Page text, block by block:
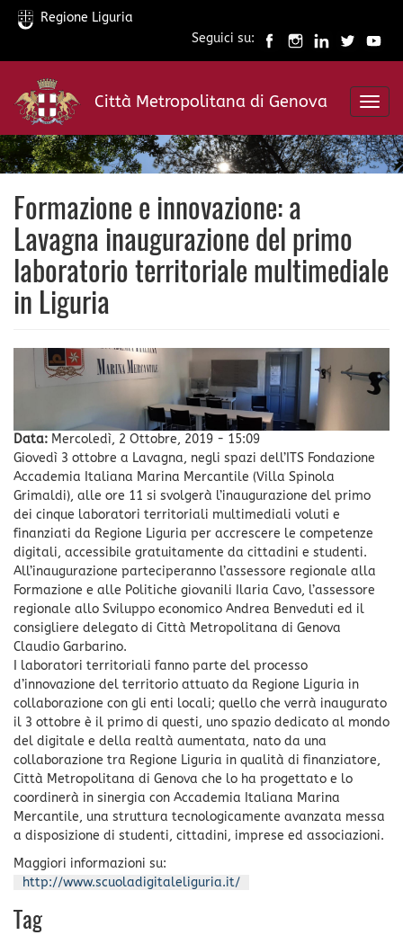
Salta
contenuto
principale
Regione Liguria
Seguici su:
Città Metropolitana di Genova
Formazione e innovazione: a
Lavagna inaugurazione del primo
laboratorio territoriale multimediale
in Liguria
Data: Mercoledì, 2 Ottobre, 2019 - 15:09
Giovedì 3 ottobre a Lavagna, negli spazi dell’ITS Fondazione
Accademia Italiana Marina Mercantile (Villa Spinola
Grimaldi), alle ore 11 si svolgerà l’inaugurazione del primo
dei cinque laboratori territoriali multimediali voluti e
finanziati da Regione Liguria per accrescere le competenze
digitali, accessibile gratuitamente da cittadini e studenti.
All’inaugurazione parteciperanno l’assessore regionale alla
Formazione e alle Politiche giovanili Ilaria Cavo, l’assessore
regionale allo Sviluppo economico Andrea Benveduti ed il
consigliere delegato di Città Metropolitana di Genova
Claudio Garbarino.
I laboratori territoriali fanno parte del processo
d’innovazione del territorio attuato da Regione Liguria in
collaborazione con gli enti locali; quello che verrà inaugurato
il 3 ottobre è il primo di questi, uno spazio dedicato al mondo
del digitale e della realtà aumentata, nato da una
collaborazione tra Regione Liguria in qualità di finanziatore,
Città Metropolitana di Genova che lo ha progettato e lo
coordinerà in sinergia con Accademia Italiana Marina
Mercantile, una struttura tecnologicamente avanzata messa
a disposizione di studenti, cittadini, imprese ed associazioni.
Maggiori informazioni su:
http://www.scuoladigitaleliguria.it/
Tag